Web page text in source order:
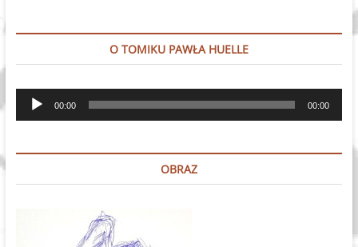
O TOMIKU PAWŁA HUELLE
Odtwarzacz
plików
00:00 00:00
OBRAZ